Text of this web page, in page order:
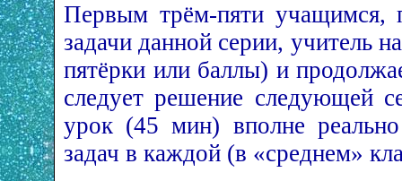
Первым трём-пяти учащимся,
задачи данной серии, учитель
пятёрки или баллы) и
следует решение следующей
урок (45 мин) вполне
задач в каждой (в «среднем»